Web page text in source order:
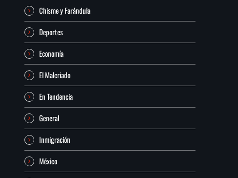
Chisme y Farándula
Deportes
Economía
El Malcriado
En Tendencia
General
Inmigración
México